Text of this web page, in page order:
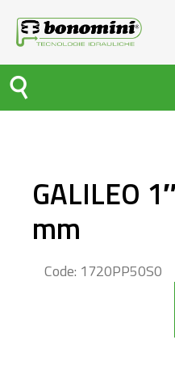
GALILEO
mm
Code: 1720PP50S0